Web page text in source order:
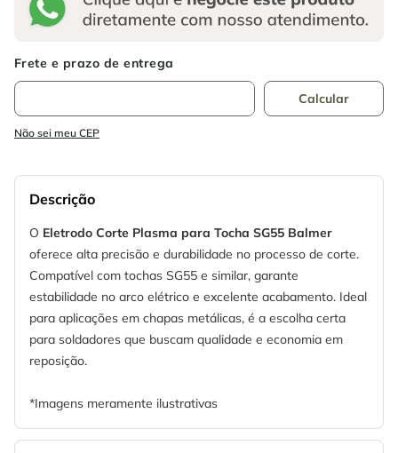
Não sei meu CEP
Descrição
O Eletrodo Corte Plasma para Tocha SG55 Balmer
oferece alta precisão e durabilidade no processo de corte.
Compatível com tochas SG55 e similar, garante
estabilidade no arco elétrico e excelente acabamento. Ideal
para aplicações em chapas metálicas, é a escolha certa
para soldadores que buscam qualidade e economia em
reposição.
*Imagens meramente ilustrativas
serra copo